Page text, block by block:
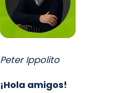
Peter Ippolito
¡Hola amigos!